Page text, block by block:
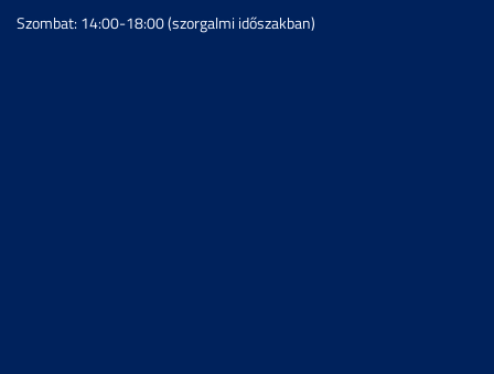
Szombat: 14:00-18:00 (szorgalmi időszakban)